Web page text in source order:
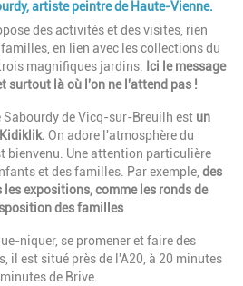
artiste peintre de Haute-Vienne.
des activités et des visites, rien
en lien avec les collections du
magnifiques jardins. Ici le message
surtout là où l'on ne l'attend pas !
Sabourdy de Vicq-sur-Breuilh est un
On adore l'atmosphère du
bienvenu. Une attention particulière
et des familles. Par exemple, des
expositions, comme les ronds de
des familles.
niquer, se promener et faire des
il est situé près de l'A20, à 20 minutes
de Brive.